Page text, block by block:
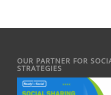
OUR PARTNER FOR
STRATEGIES